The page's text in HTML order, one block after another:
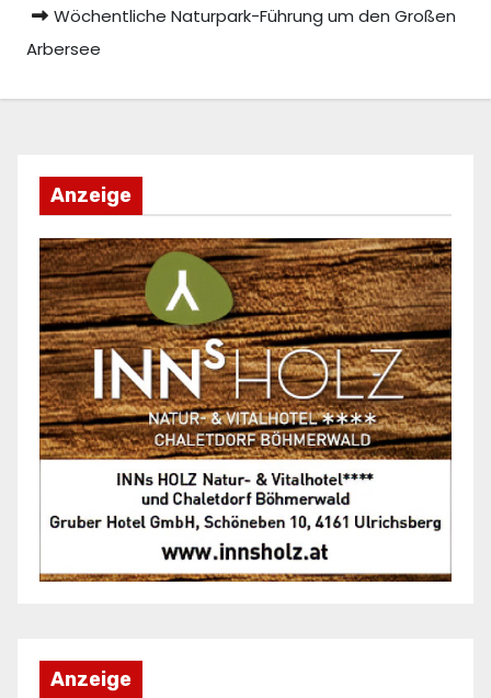
Wöchentliche Naturpark-Führung um den Großen
Arbersee
Anzeige
Anzeige